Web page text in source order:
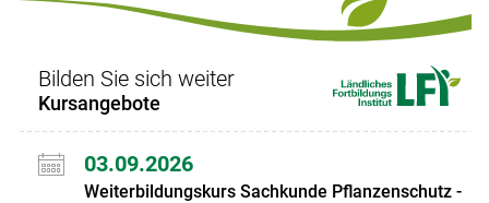
Bilden Sie sich weiter
Kursangebote
03.09.2026
Weiterbildungskurs Sachkunde Pflanzenschutz -